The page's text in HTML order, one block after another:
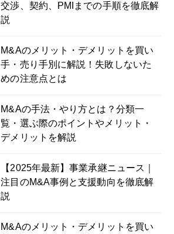
交渉、契約、PMIまでの手順を徹底解
説
M&Aのメリット・デメリットを買い
手・売り手別に解説！失敗しないた
めの注意点とは
M&Aの手法・やり方とは？分類一
覧・選ぶ際のポイントやメリット・
デメリットを解説
【2025年最新】事業承継ニュース｜
注目のM&A事例と支援動向を徹底解
説
M&Aのメリット・デメリットを買い